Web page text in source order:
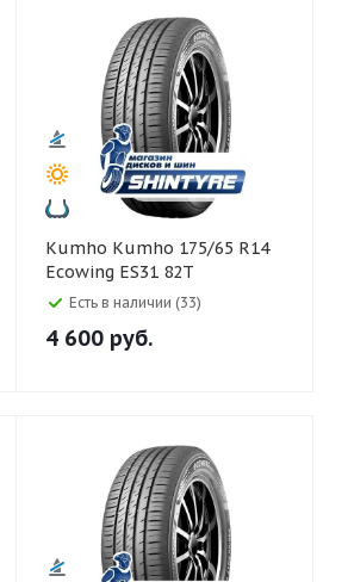
Kumho Kumho 175/65 R14
Ecowing ES31 82T
Есть в наличии (33)
4 600 руб.